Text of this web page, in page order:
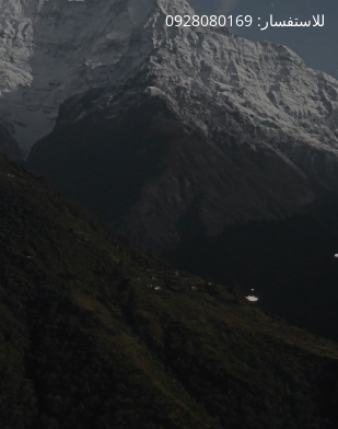
للاستفسار: 0928080169